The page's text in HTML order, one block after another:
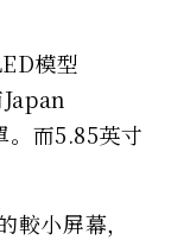
模型
而5.85英寸
小屏幕，